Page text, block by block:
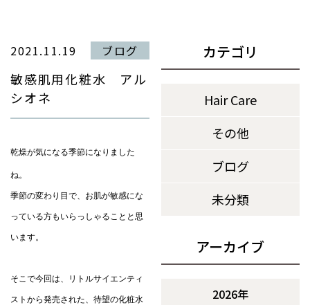
2021.11.19 ブログ
敏感肌用化粧水 アル
シオネ
乾燥が気になる季節になりました
ね。
季節の変わり目で、お肌が敏感にな
っている方もいらっしゃることと思
います。
そこで今回は、リトルサイエンティ
ストから発売された、待望の化粧水
カテゴリ
Hair Care
その他
ブログ
未分類
アーカイブ
2026年